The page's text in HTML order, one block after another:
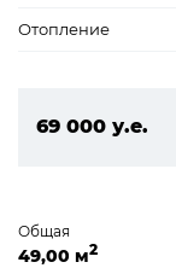
Отопление
69 000 у.е.
Общая
49,00 м2